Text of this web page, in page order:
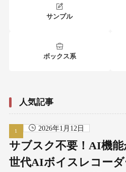
サンプル
ボックス系
人気記事
2026年1月12日
サブスク不要！AI機
世代AIボイスレコー